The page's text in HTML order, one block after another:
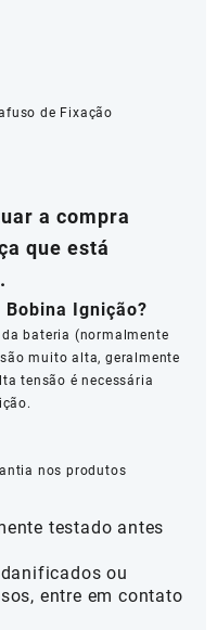
de Fixação
a compra
que está
Ignição?
bateria (normalmente
muito alta, geralmente
tensão é necessária
nos produtos
testado antes
ou
entre em contato